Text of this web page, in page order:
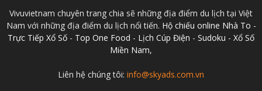
Vivuvietnam chuyên trang chia sẽ những địa điểm du lịch tại Việt
Nam với những địa điểm du lịch nổi tiến. Hộ chiếu online Nhà To -
Trực Tiếp Xổ Số - Top One Food - Lịch Cúp Điện - Sudoku - Xổ Số
Miền Nam,
Liên hệ chúng tôi: info@skyads.com.vn